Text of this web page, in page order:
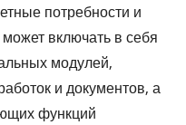
потребности и
включать в себя
модулей,
и документов, а
функций